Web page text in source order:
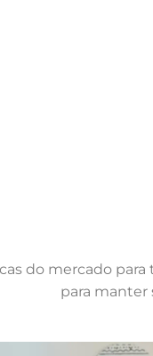
do mercado
para manter